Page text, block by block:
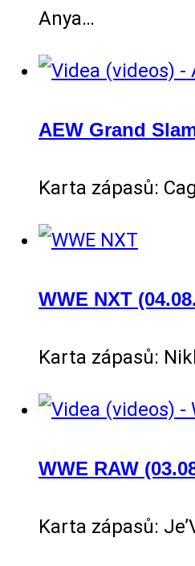
Anya…
AEW Grand
Karta zápasů:
WWE NXT
Karta zápasů:
WWE RAW
Karta zápasů: